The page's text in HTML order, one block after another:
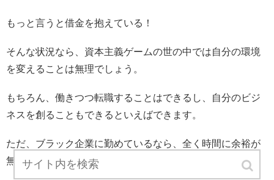
もっと言うと借金を抱えている！
そんな状況なら、資本主義ゲームの世の中では自分の環境
を変えることは無理でしょう。
もちろん、働きつつ転職することはできるし、自分のビジ
ネスを創ることもできるといえばできます。
ただ、ブラック企業に勤めているなら、全く時間に余裕が
無く、環境を変えようと行動を起こすなんて不可能です。